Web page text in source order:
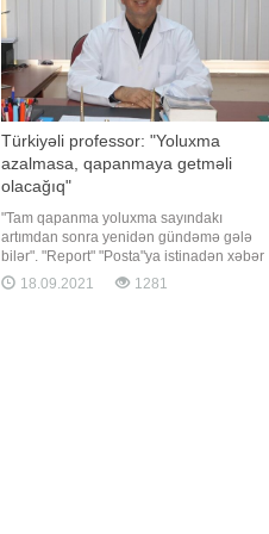
Türkiyəli professor: "Yoluxma
azalmasa, qapanmaya getməli
olacağıq"
"Tam qapanma yoluxma sayındakı
artımdan sonra yenidən gündəmə gələ
bilər". "Report" "Posta"ya istinadən xəbər
verir ki, bunu türkiyəli professor Faruk
Aydın deyib. "Qış çox ağır keçəcək.
18.09.2021 1281